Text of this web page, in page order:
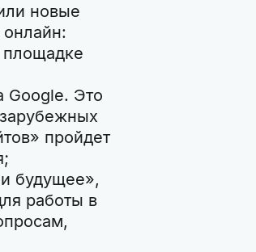
новые
площадке
Google. Это
пройдет
будущее»,
работы в